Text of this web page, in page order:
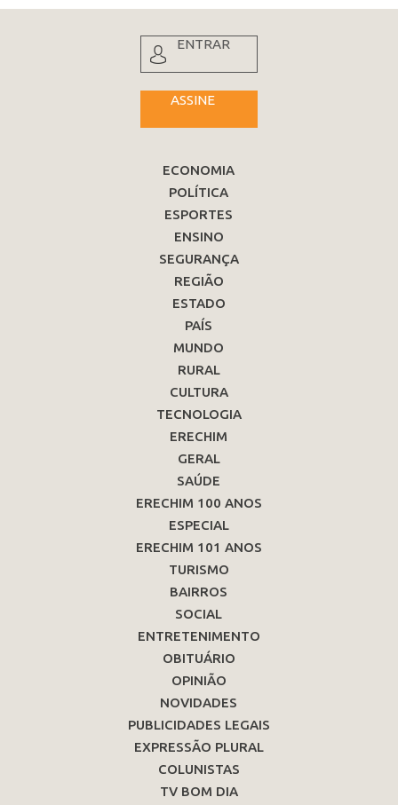
ENTRAR
ASSINE
ECONOMIA
POLÍTICA
ESPORTES
ENSINO
SEGURANÇA
REGIÃO
ESTADO
PAÍS
MUNDO
RURAL
CULTURA
TECNOLOGIA
ERECHIM
GERAL
SAÚDE
ERECHIM 100 ANOS
ESPECIAL
ERECHIM 101 ANOS
TURISMO
BAIRROS
SOCIAL
ENTRETENIMENTO
OBITUÁRIO
OPINIÃO
NOVIDADES
PUBLICIDADES LEGAIS
EXPRESSÃO PLURAL
COLUNISTAS
TV BOM DIA